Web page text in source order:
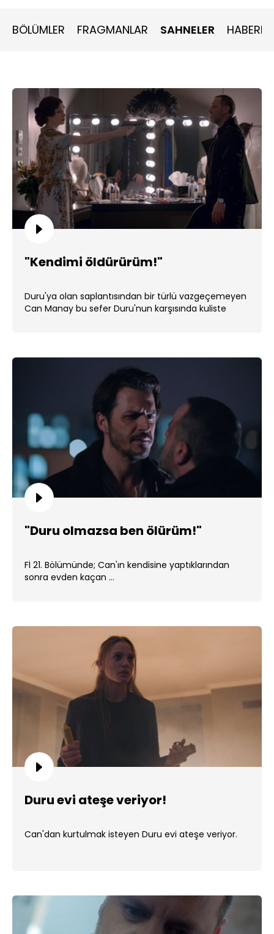
BÖLÜMLER FRAGMANLAR SAHNELER
"Kendimi öldürürüm!"
Duru'ya olan saplantısından bir türlü vazgeçemeyen
Can Manay bu sefer Duru'nun karşısında kuliste
"Duru olmazsa ben ölürüm!"
Fİ 21. Bölümünde; Can'ın kendisine yaptıklarından
sonra evden kaçan ...
Duru evi ateşe veriyor!
Can'dan kurtulmak isteyen Duru evi ateşe veriyor.